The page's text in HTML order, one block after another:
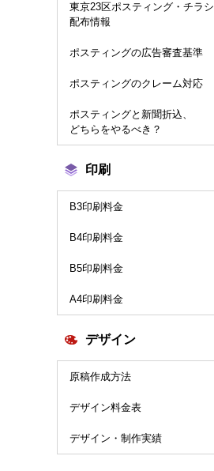
東京23区ポスティング・チラシ
配布情報
ポスティングの広告審査基準
ポスティングのクレーム対応
ポスティングと新聞折込、
どちらをやるべき？
印刷
B3印刷料金
B4印刷料金
B5印刷料金
A4印刷料金
デザイン
原稿作成方法
デザイン料金表
デザイン・制作実績